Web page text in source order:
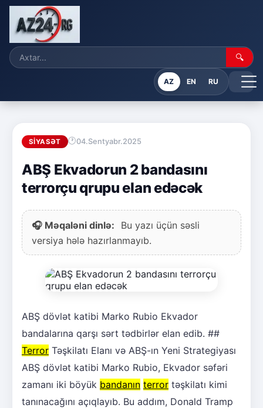
🔍
AZ EN RU
SIYASƏT 04.Sentyabr.2025
ABŞ Ekvadorun 2 bandasını
terrorçu qrupu elan edəcək
🎧 Məqaləni dinlə:
Bu yazı üçün səsli
versiya hələ hazırlanmayıb.
ABŞ dövlət katibi Marko Rubio Ekvador
bandalarına qarşı sərt tədbirlər elan edib. ##
Terror Təşkilatı Elanı və ABŞ-ın Yeni Strategiyası
ABŞ dövlət katibi Marko Rubio, Ekvador səfəri
zamanı iki böyük bandanın terror təşkilatı kimi
tanınacağını açıqlayıb. Bu addım, Donald Tramp